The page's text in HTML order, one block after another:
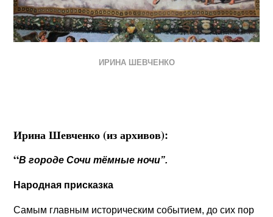
ИРИНА ШЕВЧЕНКО
Ирина Шевченко (из архивов):
“В городе Сочи тёмные ночи”.
Народная присказка
Самым главным историческим событием, до сих пор